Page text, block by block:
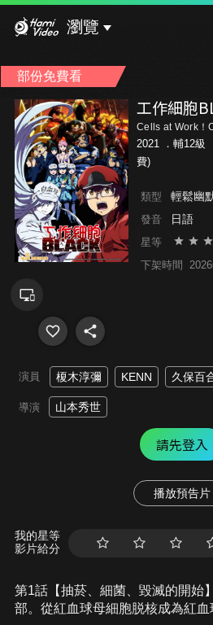
瀏覽
部份免費看
工作細胞
Cells at Work！
2021 ． 輔12級
費)
類型 輕鬆幽
發音 日語
星等
下架時間
演員 榎木淳彌 KENN 久保百
導演 山本秀世
請先登入
播放預告片
我的星等
影片給分
第1話【抽菸、細菌、毀滅的開始
部。從紅血球母細胞脱核成為紅